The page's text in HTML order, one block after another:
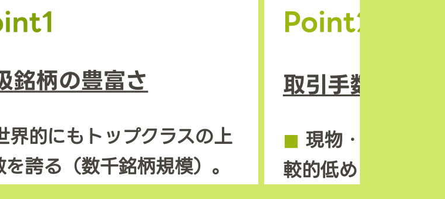
銘柄の豊富さ
界的にもトップクラスの上
誇る（数千銘柄規模）。
Point2
取引手数料の
◼︎ 現物・先物とも
較的低めに設定さ